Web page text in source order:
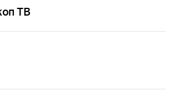
ТВ